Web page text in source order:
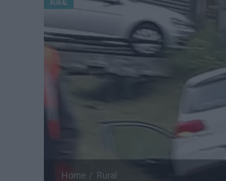
RURAL
Home Rural